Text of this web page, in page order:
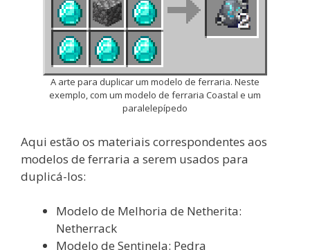
A arte para duplicar um modelo de ferraria. Neste
exemplo, com um modelo de ferraria Coastal e um
paralelepípedo
Aqui estão os materiais correspondentes aos
modelos de ferraria a serem usados para
duplicá-los:
Modelo de Melhoria de Netherita:
Netherrack
Modelo de Sentinela: Pedra